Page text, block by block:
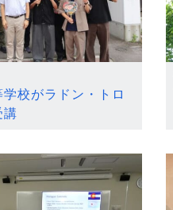
学校がラドン・トロ
講